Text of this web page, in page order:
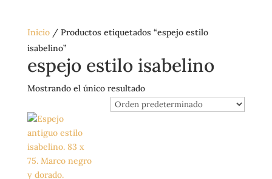
Inicio/ Productos etiquetados “espejo estilo
isabelino”
espejo estilo isabelino
Mostrando el único resultado